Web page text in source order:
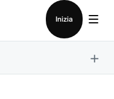
Inizia
×